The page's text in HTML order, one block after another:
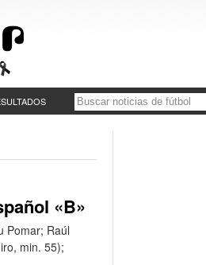
«B»
Pomar; Raúl
min. 55);